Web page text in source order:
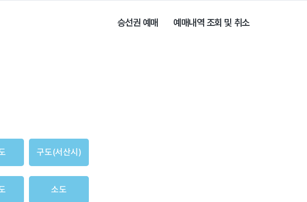
승선권 예매 예매내역 조회 및 취소
구도(서산시)
소도